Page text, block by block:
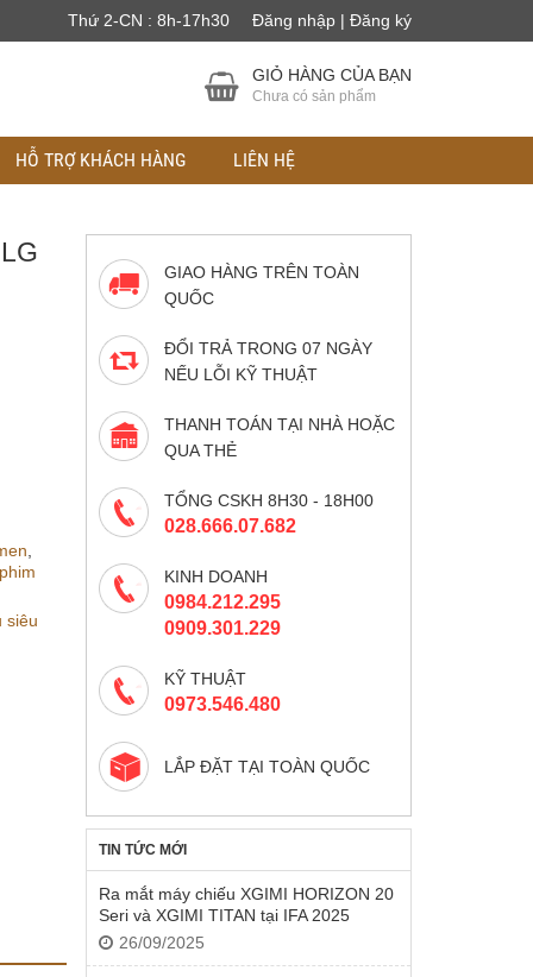
Thứ 2-CN : 8h-17h30 Đăng nhập | Đăng ký
GIỎ HÀNG CỦA BẠN
Chưa có sản phẩm
HỖ TRỢ KHÁCH HÀNG LIÊN HỆ
,
siêu
GIAO HÀNG TRÊN TOÀN
QUỐC
ĐỔI TRẢ TRONG 07 NGÀY
NẾU LỖI KỸ THUẬT
THANH TOÁN TẠI NHÀ HOẶC
QUA THẺ
TỔNG CSKH 8H30 - 18H00
028.666.07.682
KINH DOANH
0984.212.295
0909.301.229
KỸ THUẬT
0973.546.480
LẮP ĐẶT TẠI TOÀN QUỐC
TIN TỨC MỚI
Ra mắt máy chiếu XGIMI HORIZON 20
Seri và XGIMI TITAN tại IFA 2025
26/09/2025